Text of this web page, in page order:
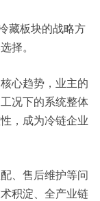
藏板块的战略方
择。
心趋势，业主的
况下的系统整体
，成为冷链企业
、售后维护等问
积淀、全产业链